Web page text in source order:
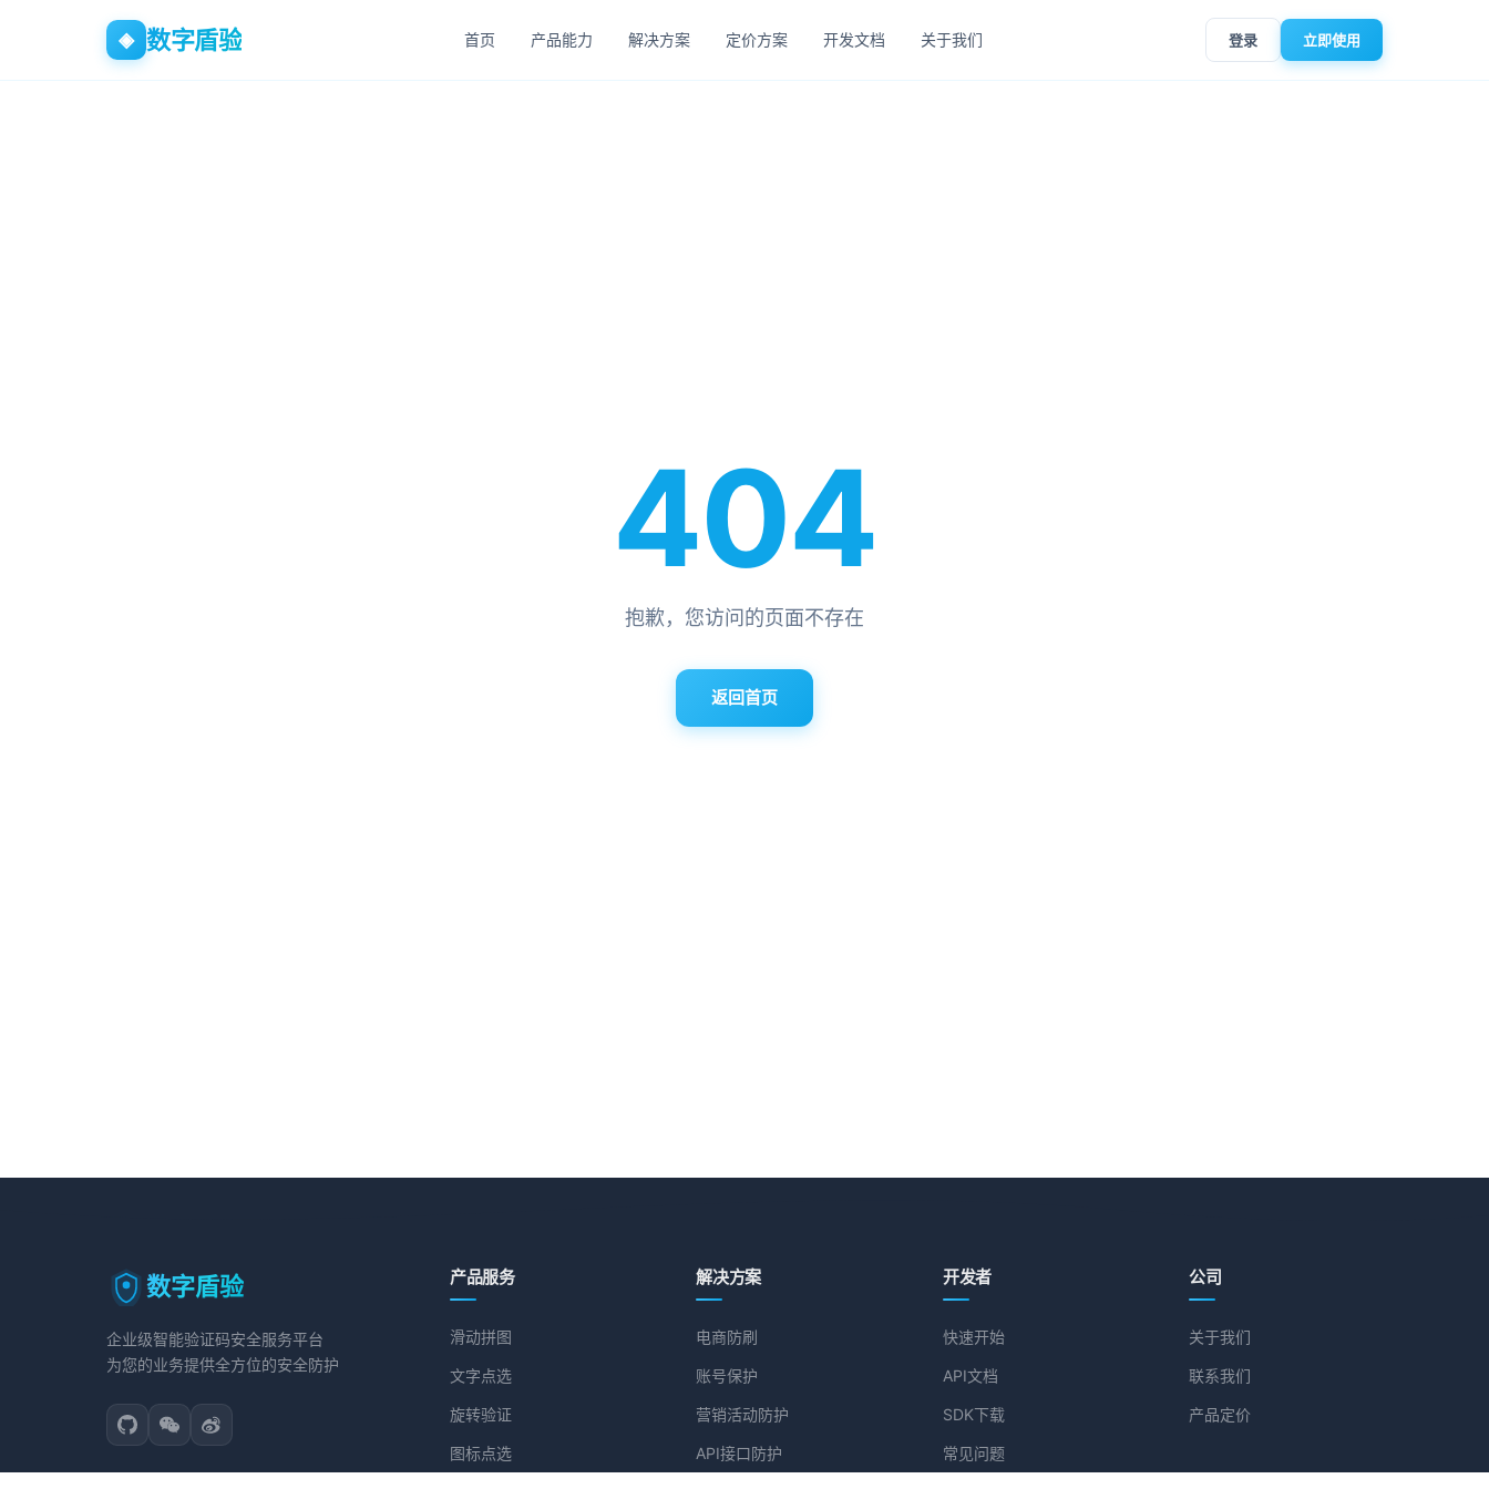
◈ 数字盾验 首页 产品能力 解决方案 定价方案 开发文档 关于我们 登录 立即使用
404
抱歉，您访问的页面不存在
返回首页
数字盾验
企业级智能验证码安全服务平台
为您的业务提供全方位的安全防护
产品服务
滑动拼图
文字点选
旋转验证
图标点选
解决方案
电商防刷
账号保护
营销活动防护
API接口防护
开发者
快速开始
API文档
SDK下载
常见问题
公司
关于我们
联系我们
产品定价